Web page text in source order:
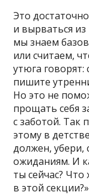
Это
и вырваться из
мы знаем
или считаем,
утюга говорят:
пишите
Но это не
прощать себя
с заботой. Так
этому в
должен, убери,
ожиданиям. И
ты сейчас?
в этой секции?»